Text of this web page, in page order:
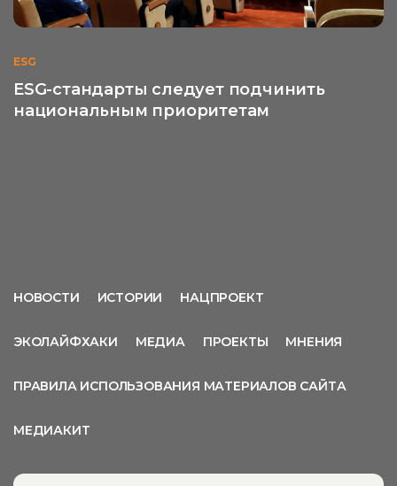
ESG
ESG-стандарты следует подчинить
национальным приоритетам
НОВОСТИ ИСТОРИИ НАЦПРОЕКТ
ЭКОЛАЙФХАКИ МЕДИА ПРОЕКТЫ МНЕНИЯ
ПРАВИЛА ИСПОЛЬЗОВАНИЯ МАТЕРИАЛОВ САЙТА
МЕДИАКИТ